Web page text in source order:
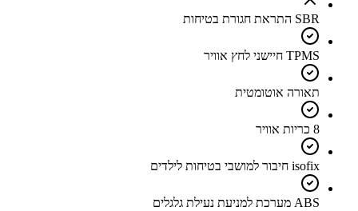
SBR התראת חגורת בטיחות
TPMS חיישני לחץ אוויר
תאורה אוטומטית
8 כריות אוויר
isofix חיבור למושבי בטיחות לילדים
ABS מערכת למניעת נעילת גלגלים